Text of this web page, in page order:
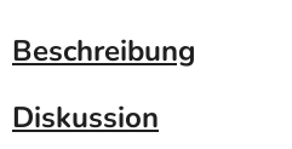
Beschreibung
Diskussion